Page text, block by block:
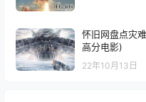
怀旧网盘点灾
高分电影)
22年10月13日